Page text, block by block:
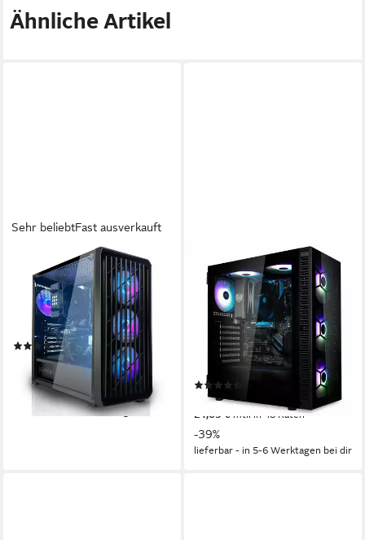
Ähnliche Artikel
Sehr beliebtFast ausverkauft
SYSTEMTREFF
Basic Gaming-PC
AMD 5700G
Prozessor
RX Vega 8 64 GB
Grafikkarte
32 GB DDR4 Arbeitsspeicher
(70)
759,90 € UVP1.144,90 €
22,06 €mtl. in 48 Raten
-34%
lieferbar - in 2-3 Werktagen bei dir
MEINPC
AMD Ryzen 7 5700G 8x
Kerne Radeon Vega Gaming-
AMD Ryzen 7 Prozessor
Radeon Vega 8 8 GB
Grafikkarte
32 GB DDR4 Arbeitsspeicher
(5)
ab 849,00 €
1.399,00 €
24,65 € mtl. in 48 Raten
-39%
lieferbar - in 5-6 Werktagen bei dir